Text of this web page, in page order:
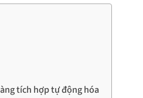
tích hợp tự động hóa